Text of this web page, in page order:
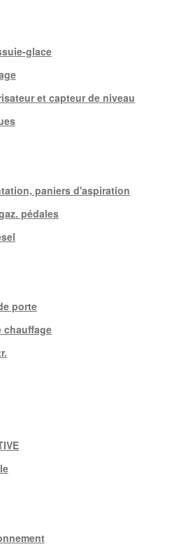
glace
et capteur de niveau
paniers d'aspiration
pédales
porte
chauffage